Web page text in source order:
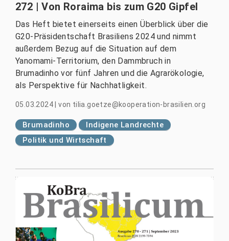
272 | Von Roraima bis zum G20 Gipfel
Das Heft bietet einerseits einen Überblick über die
G20-Präsidentschaft Brasiliens 2024 und nimmt
außerdem Bezug auf die Situation auf dem
Yanomami-Territorium, den Dammbruch in
Brumadinho vor fünf Jahren und die Agrarökologie,
als Perspektive für Nachhatligkeit.
05.03.2024 |von tilia.goetze@kooperation-brasilien.org
Brumadinho
Indigene Landrechte
Politik und Wirtschaft